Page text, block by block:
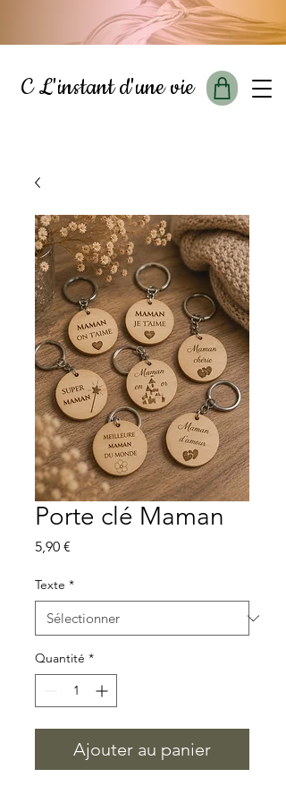
C L'instant d'une vie
Porte clé Maman
5,90 €
Texte *
Quantité *
Ajouter au panier